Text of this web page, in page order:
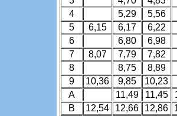
4
5,29
5,56
5
6,15 6,17
6,22
6
6,80
6,98
7
8,07 7,79
7,82
8
8,75
8,89
9
10,36 9,85
10,23
A
11,49 11,45
B
12,54 12,66 12,86